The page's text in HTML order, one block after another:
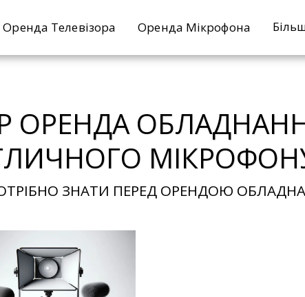
Оренда Телевізора Оренда Мікрофона
ОРЕНДА
ЗНАТИ ПЕРЕД ОРЕНДОЮ